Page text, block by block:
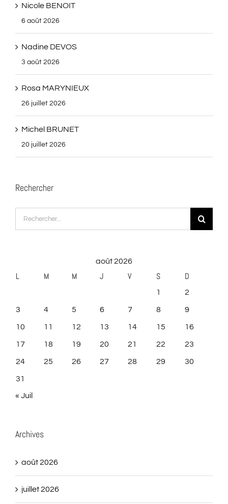
Nicole BENOIT
6 août 2026
Nadine DEVOS
3 août 2026
Rosa MARYNIEUX
26 juillet 2026
Michel BRUNET
20 juillet 2026
Rechercher
Rechercher:
août 2026
L M M J V S D
1 2
3 4 5 6 7 8 9
10 11 12 13 14 15 16
17 18 19 20 21 22 23
24 25 26 27 28 29 30
31
« Juil
Archives
août 2026
juillet 2026